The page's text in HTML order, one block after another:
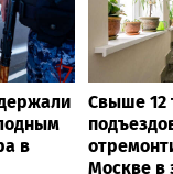
в
Свыше 12
Москве в